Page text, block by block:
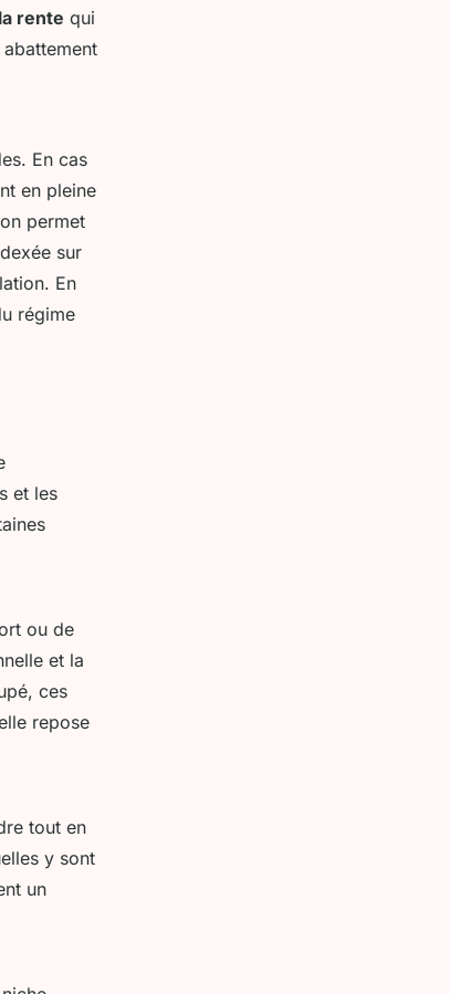
rente qui
En cas
en pleine
permet
sur
En
régime
et les
ou de
et la
ces
repose
tout en
y sont
un